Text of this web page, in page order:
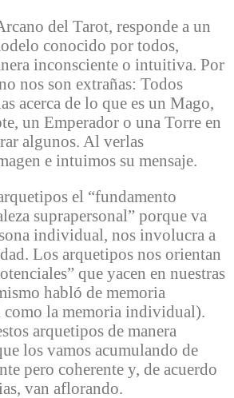
del Tarot, responde a un
conocido por todos,
inconsciente o intuitiva. Por
nos son extrañas: Todos
acerca de lo que es un Mago,
un Emperador o una Torre en
algunos. Al verlas
e intuimos su mensaje.
el “fundamento
suprapersonal” porque va
individual, nos involucra a
Los arquetipos nos orientan
que yacen en nuestras
habló de memoria
la memoria individual).
arquetipos de manera
los vamos acumulando de
pero coherente y, de acuerdo
van aflorando.